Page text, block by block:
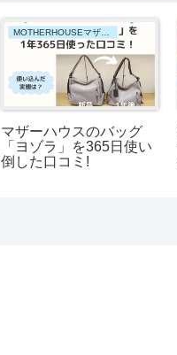
マザーハウスのバッグ
「ヨゾラ」を365日使い
倒した口コミ!